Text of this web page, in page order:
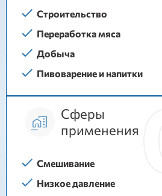
Строительство
Переработка мяса
Добыча
Пивоварение и напитки
Сферы
применения
Смешивание
Низкое давление